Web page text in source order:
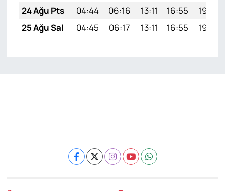
24 Ağu Pts
04:44 06:16 13:11 16:55
19:56
25 Ağu Sal
04:45 06:17 13:11 16:55 19:55